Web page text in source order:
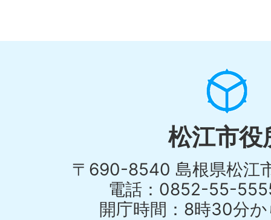
松江市役
〒690-8540 島根県松江
電話：0852-55-
開庁時間：8時30分